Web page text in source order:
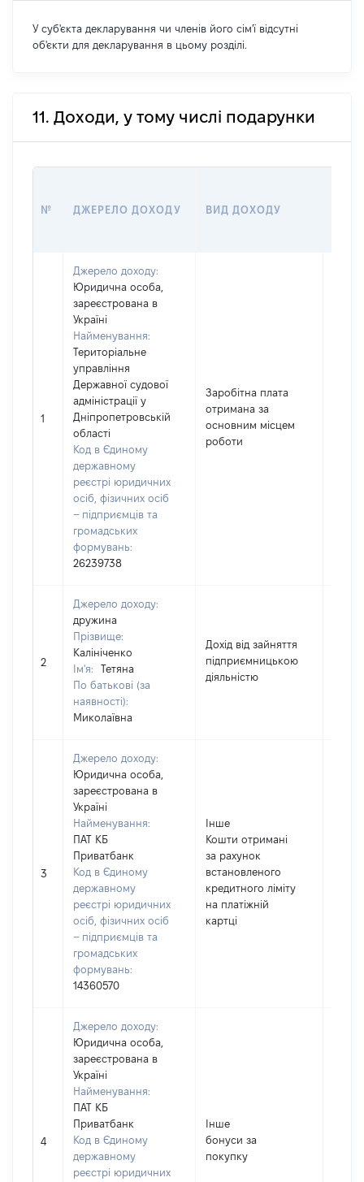
У суб'єкта декларування чи членів його сім'ї відсутні
об'єкти для декларування в цьому розділі.
11. Доходи, у тому числі подарунки
№ ДЖЕРЕЛО ДОХОДУ ВИД ДОХОДУ
1
Джерело доходу:
Юридична особа,
зареєстрована в
Україні
Найменування:
Територіальне
управління
Державної судової
адміністрації у
Дніпропетровській
області
Код в Єдиному
державному
реєстрі юридичних
осіб, фізичних осіб
– підприємців та
громадських
формувань:
26239738
Заробітна плата
отримана за
основним місцем
роботи
2
Джерело доходу:
дружина
Прізвище:
Калініченко
Ім'я:
Тетяна
По батькові (за
наявності):
Миколаївна
Дохід від зайняття
підприємницькою
діяльністю
3
Джерело доходу:
Юридична особа,
зареєстрована в
Україні
Найменування:
ПАТ КБ
Приватбанк
Код в Єдиному
державному
реєстрі юридичних
осіб, фізичних осіб
– підприємців та
громадських
формувань:
14360570
Інше
Кошти отримані
за рахунок
встановленого
кредитного ліміту
на платіжній
картці
4
Джерело доходу:
Юридична особа,
зареєстрована в
Україні
Найменування:
ПАТ КБ
Приватбанк
Код в Єдиному
державному
реєстрі юридичних
Інше
бонуси за
покупку